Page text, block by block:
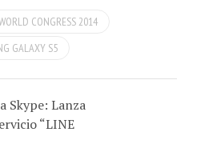
Skype: Lanza
“LINE